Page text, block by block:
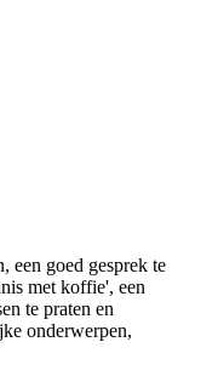
een goed gesprek te
met koffie', een
te praten en
onderwerpen,